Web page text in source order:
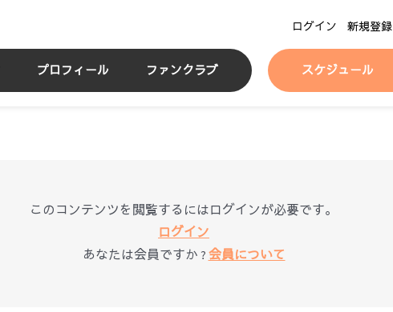
ログイン 新規登録
プロフィール ファンクラブ スケジュール
このコンテンツを閲覧するにはログインが必要です。
ログイン
あなたは会員ですか ? 会員について